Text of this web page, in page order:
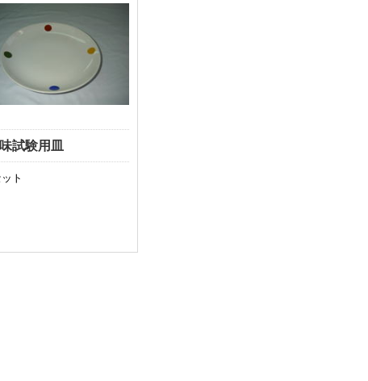
試験用皿
ト